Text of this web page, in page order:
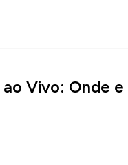
Vivo: Onde